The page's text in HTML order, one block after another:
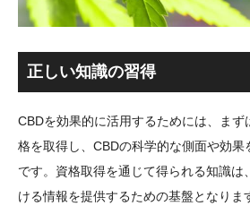
正しい知識の習得
CBDを効果的に活用するためには、まず
格を取得し、CBDの科学的な側面や効果
です。資格取得を通じて得られる知識は
ける情報を提供するための基盤となりま